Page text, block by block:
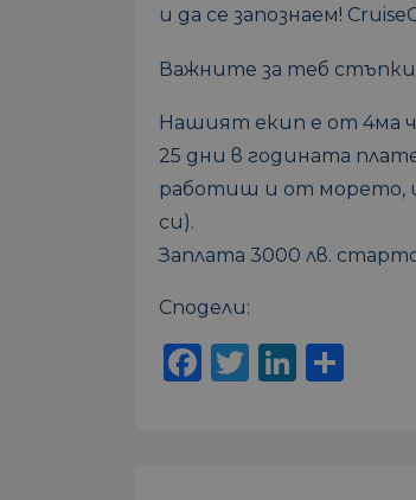
и да се запознаем!
Важните за теб
Нашият екип е от 4ма
25 дни в годината
работиш и от морето,
си).
Заплата 3000 лв.
Сподели:
Facebook
Twitter